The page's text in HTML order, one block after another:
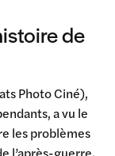
de
Photo Ciné),
a vu le
les problèmes